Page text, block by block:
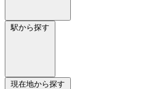
駅から探す
現在地から探す